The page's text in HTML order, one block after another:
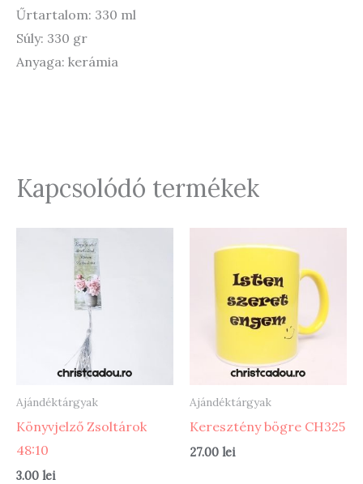
Űrtartalom: 330 ml
Súly: 330 gr
Anyaga: kerámia
Kapcsolódó termékek
Ajándéktárgyak
Könyvjelző Zsoltárok
48:10
3.00 lei
Ajándéktárgyak
Keresztény bögre CH325
27.00 lei